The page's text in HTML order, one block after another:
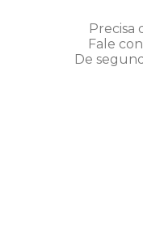
Precisa
Fale
De